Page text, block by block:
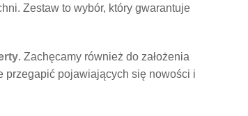
Zestaw to wybór, który gwarantuje
. Zachęcamy również do założenia
przegapić pojawiających się nowości i